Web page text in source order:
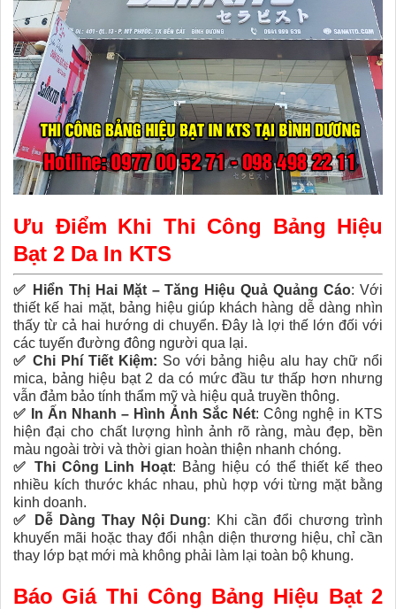
Ưu Điểm Khi Thi Công Bảng Hiệu
Bạt 2 Da In KTS
✅ Hiển Thị Hai Mặt – Tăng Hiệu Quả Quảng Cáo:Với
thiết kế hai mặt, bảng hiệu giúp khách hàng dễ dàng nhìn
thấy từ cả hai hướng di chuyển. Đây là lợi thế lớn đối với
các tuyến đường đông người qua lại.
✅ Chi Phí Tiết Kiệm: So với bảng hiệu alu hay chữ nổi
mica, bảng hiệu bạt 2 da có mức đầu tư thấp hơn nhưng
vẫn đảm bảo tính thẩm mỹ và hiệu quả truyền thông.
✅
In Ấn Nhanh – Hình Ảnh Sắc Nét: Công nghệ in KTS
hiện đại cho chất lượng hình ảnh rõ ràng, màu đẹp, bền
màu ngoài trời và thời gian hoàn thiện nhanh chóng.
✅ Thi Công Linh Hoạt: Bảng hiệu có thể thiết kế theo
nhiều kích thước khác nhau, phù hợp với từng mặt bằng
kinh doanh.
✅
Dễ Dàng Thay Nội Dung: Khi cần đổi chương trình
khuyến mãi hoặc thay đổi nhận diện thương hiệu, chỉ cần
thay lớp bạt mới mà không phải làm lại toàn bộ khung.
Báo Giá Thi Công Bảng Hiệu Bạt 2